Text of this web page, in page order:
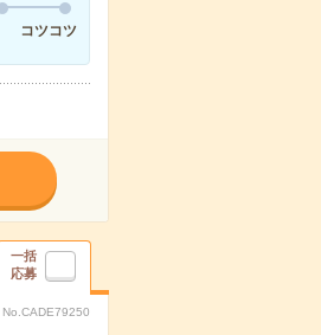
コツコツ
一括
応募
No.CADE79250